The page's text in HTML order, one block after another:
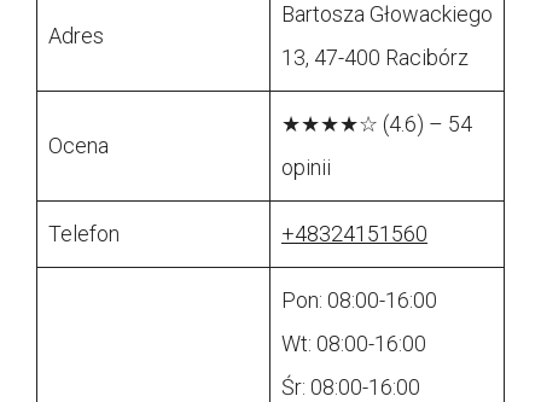
Adres
Bartosza Głowackiego
13, 47-400 Racibórz
Ocena
★★★★☆ (4.6) – 54
opinii
Telefon +48324151560
Pon: 08:00-16:00
Wt: 08:00-16:00
Śr: 08:00-16:00